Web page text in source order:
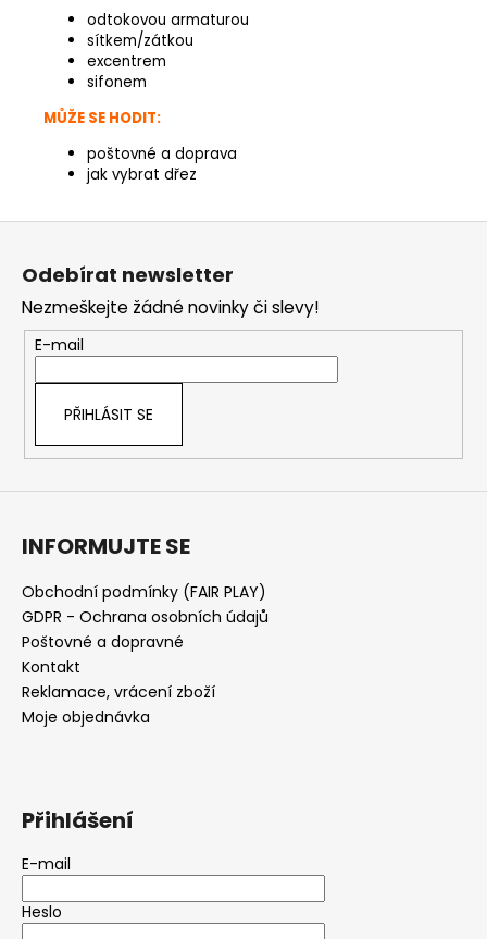
odtokovou armaturou
sítkem/zátkou
excentrem
sifonem
MŮŽE SE HODIT:
poštovné a doprava
jak vybrat dřez
Z
Odebírat newsletter
Nezmeškejte žádné novinky či slevy!
E-mail
PŘIHLÁSIT SE
INFORMUJTE SE
Obchodní podmínky (FAIR PLAY)
GDPR - Ochrana osobních údajů
Poštovné a dopravné
Kontakt
Reklamace, vrácení zboží
Moje objednávka
Přihlášení
E-mail
Heslo